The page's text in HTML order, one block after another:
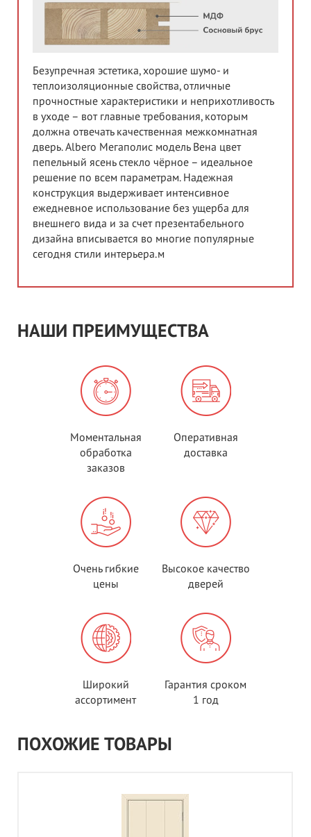
Безупречная эстетика, хорошие шумо- и
теплоизоляционные свойства, отличные
прочностные характеристики и неприхотливость
в уходе – вот главные требования, которым
должна отвечать качественная межкомнатная
дверь. Albero Мегаполис модель Вена цвет
пепельный ясень стекло чёрное – идеальное
решение по всем параметрам. Надежная
конструкция выдерживает интенсивное
ежедневное использование без ущерба для
внешнего вида и за счет презентабельного
дизайна вписывается во многие популярные
сегодня стили интерьера.м
НАШИ ПРЕИМУЩЕСТВА
Моментальная
обработка
заказов
Оперативная
доставка
Очень гибкие
цены
Высокое качество
дверей
Широкий
ассортимент
Гарантия сроком
1 год
ПОХОЖИЕ ТОВАРЫ